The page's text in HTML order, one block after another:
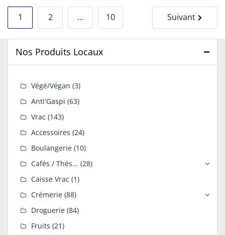
Navigation
des
articles
1 2 … 10 Suivant
Nos Produits Locaux
Végé/Végan (3)
Anti'Gaspi (63)
Vrac (143)
Accessoires (24)
Boulangerie (10)
Cafés / Thés... (28)
Caisse Vrac (1)
Crémerie (88)
Droguerie (84)
Fruits (21)